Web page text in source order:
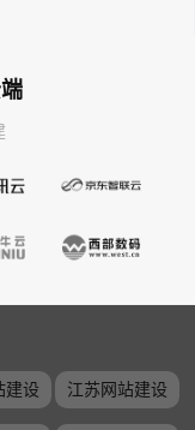
建设 江苏网站建设